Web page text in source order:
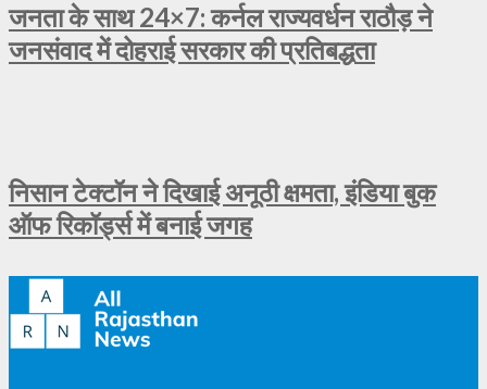
जनता के साथ 24×7: कर्नल राज्यवर्धन राठौड़ ने
जनसंवाद में दोहराई सरकार की प्रतिबद्धता
निसान टेक्टॉन ने दिखाई अनूठी क्षमता, इंडिया बुक
ऑफ रिकॉर्ड्स में बनाई जगह